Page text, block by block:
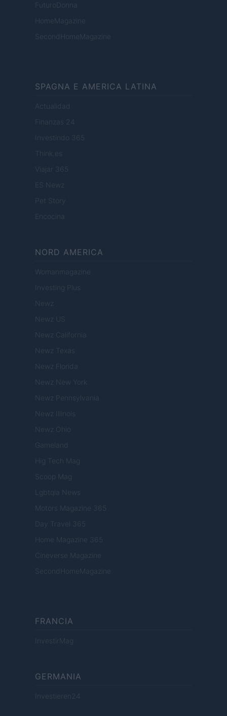
FuturoDonna
HomeMagazine
SecondHomeMagazine
SPAGNA E AMERICA LATINA
Actualidad
Finanzas 24
Investindo 365
Think.es
Viajar 365
ES Newz
Pet Story
Encocina
NORD AMERICA
Womanmagazine
Investing Plus
Newz
Newz US
Newz California
Newz Texas
Newz Florida
Newz New York
Newz Pennsylvania
Newz Illinois
Newz Ohio
Gameland
Hig Tech Mag
Scoop Mag
Lgbtqia News
Motors Magazine 365
Day Travel 365
Home Magazine 365
Cineverse Magazine
SecondHomeMagazine
FRANCIA
InvestirMag
GERMANIA
Investieren24